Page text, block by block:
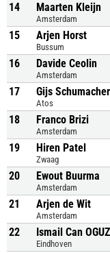
14 Maarten Kleijn
Amsterdam
15 Arjen Horst
Bussum
16 Davide Ceolin
Amsterdam
17 Gijs Schumacher
Atos
18 Franco Brizi
Amsterdam
19 Hiren Patel
Zwaag
20 Ewout Buurma
Amsterdam
21 Arjen de Wit
Amsterdam
22 Ismail Can OGUZ
Eindhoven